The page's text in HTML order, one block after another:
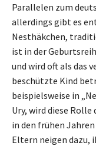
Parallelen zum
allerdings gibt es
Nesthäkchen,
ist in der
und wird oft als das
beschützte Kind
beispielsweise in
Ury, wird diese
in den frühen
Eltern neigen dazu,